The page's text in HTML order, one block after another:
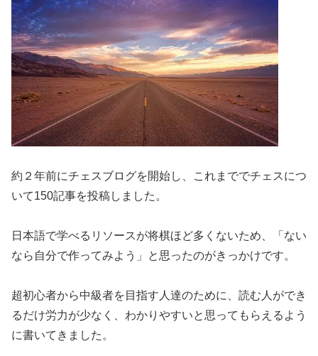
約２年前にチェスブログを開始し、これまででチェスにつ
いて150記事を投稿しました。
日本語で学べるリソースが将棋ほど多くないため、「ない
なら自分で作ってみよう」と思ったのがきっかけです。
超初心者から中級者を目指す人達のために、読む人ができ
るだけ労力が少なく、わかりやすいと思ってもらえるよう
に書いてきました。